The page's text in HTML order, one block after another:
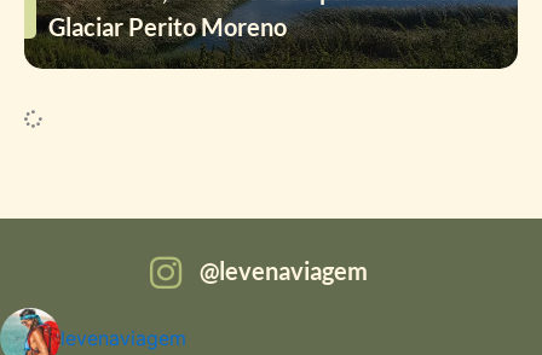
Glaciar Perito Moreno
levenaviagem
levenaviagem